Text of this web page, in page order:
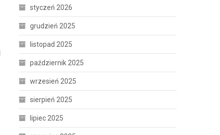
styczeń 2026
grudzień 2025
listopad 2025
październik 2025
wrzesień 2025
sierpień 2025
lipiec 2025